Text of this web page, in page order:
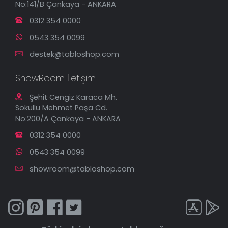
İndirimli Tablolar
No:141/B Çankaya - ANKARA
0312 354 0000
0543 354 0099
destek@tabloshop.com
ShowRoom İletişim
Şehit Cengiz Karaca Mh.
Sokullu Mehmet Paşa Cd.
No:200/A Çankaya - ANKARA
0312 354 0000
0543 354 0099
showroom@tabloshop.com